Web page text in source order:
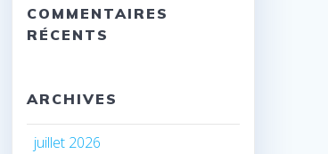
COMMENTAIRES
RÉCENTS
ARCHIVES
juillet 2026